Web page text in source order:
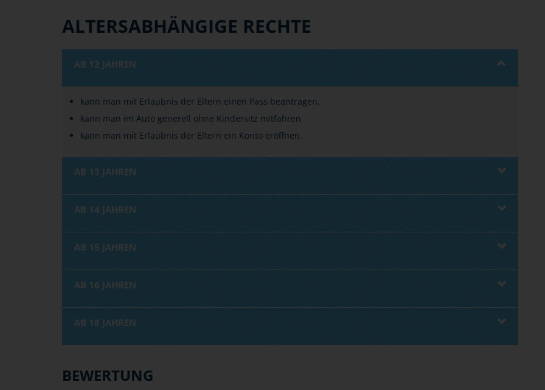
ALTERSABHÄNGIGE RECHTE
AB 12 JAHREN
kann man mit Erlaubnis der Eltern einen Pass beantragen,
kann man im Auto generell ohne Kindersitz mitfahren
kann man mit Erlaubnis der Eltern ein Konto eröffnen.
AB 13 JAHREN
AB 14 JAHREN
AB 15 JAHREN
AB 16 JAHREN
AB 18 JAHREN
BEWERTUNG